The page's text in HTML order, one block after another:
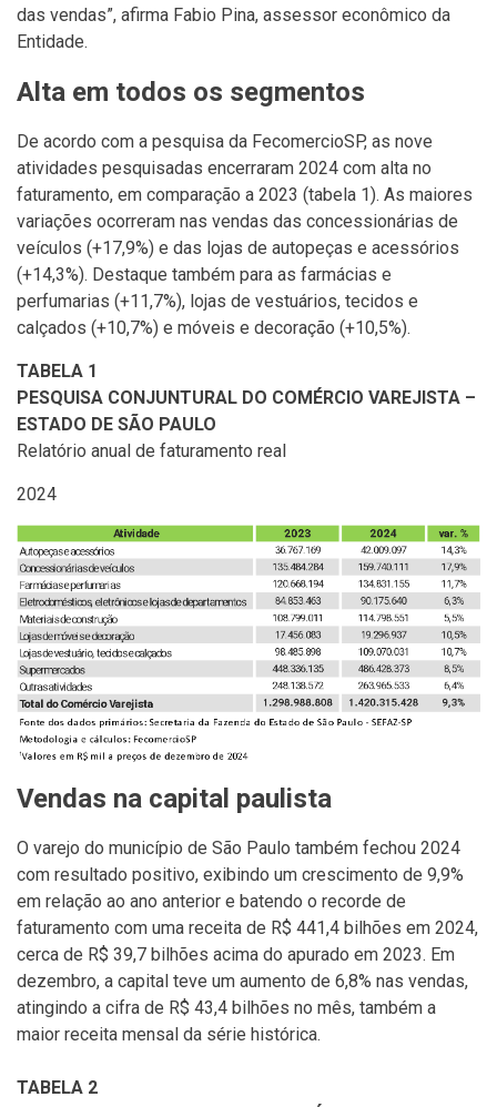
das vendas”, afirma Fabio Pina, assessor econômico da
Entidade.
Alta em todos os segmentos
De acordo com a pesquisa da FecomercioSP, as nove
atividades pesquisadas encerraram 2024 com alta no
faturamento, em comparação a 2023 (tabela 1). As maiores
variações ocorreram nas vendas das concessionárias de
veículos (+17,9%) e das lojas de autopeças e acessórios
(+14,3%). Destaque também para as farmácias e
perfumarias (+11,7%), lojas de vestuários, tecidos e
calçados (+10,7%) e móveis e decoração (+10,5%).
TABELA 1
PESQUISA CONJUNTURAL DO COMÉRCIO VAREJISTA –
ESTADO DE SÃO PAULO
Relatório anual de faturamento real
2024
Vendas na capital paulista
O varejo do município de São Paulo também fechou 2024
com resultado positivo, exibindo um crescimento de 9,9%
em relação ao ano anterior e batendo o recorde de
faturamento com uma receita de R$ 441,4 bilhões em 2024,
cerca de R$ 39,7 bilhões acima do apurado em 2023. Em
dezembro, a capital teve um aumento de 6,8% nas vendas,
atingindo a cifra de R$ 43,4 bilhões no mês, também a
maior receita mensal da série histórica.
TABELA 2